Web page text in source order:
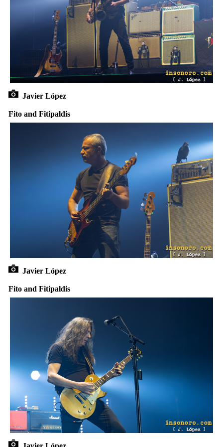
Javier López
Fito and Fitipaldis
Javier López
Fito and Fitipaldis